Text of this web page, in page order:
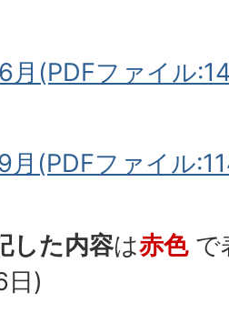
(PDFファイル
(PDFファイル
した内容は赤色で
日)